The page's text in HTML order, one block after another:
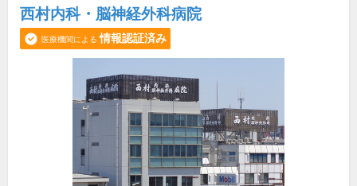
西村内科・脳神経外科病院
医療機関による 情報認証済み